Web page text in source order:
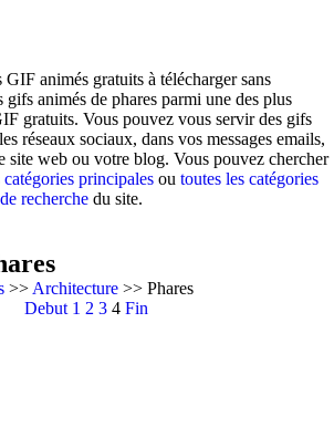
GIF animés gratuits à télécharger sans
animés de phares parmi une des plus
gratuits. Vous pouvez vous servir des gifs
réseaux sociaux, dans vos messages emails,
site web ou votre blog. Vous pouvez chercher
catégories principales ou toutes les catégories
recherche du site.
>> Architecture >> Phares
Debut 1 2 3 4 Fin